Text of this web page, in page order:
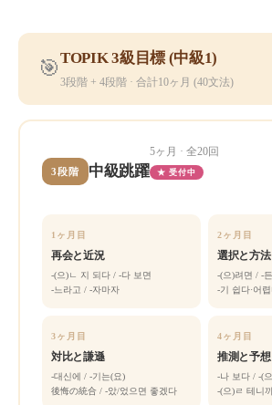
🎯TOPIK 3級目標 (中級1)
3段階 + 4段階 · 合計10ヶ月 (40文法)
3段階 中級跳躍
5ヶ月 · 全20回
★ 受付中
1ヶ月目
再会と近況
-(으)ㄴ 지 되다 / -다 보면
-느라고 / -자마자
2ヶ月目
選択と方法
-(으)려면 / -
-기 쉽다·어
3ヶ月目
対比と謙遜
-대신에 / -기는(요)
後悔の統合 / -았/었으면 좋겠다
4ヶ月目
推測と予想
-나 보다 / -(
-(으)ㄹ 테니